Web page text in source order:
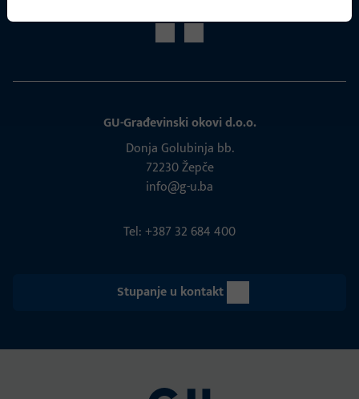
GU-Građevinski okovi d.o.o.
Donja Golubinja bb.
72230 Žepče
info@g-u.ba
Tel: +387 32 684 400
Stupanje u kontakt